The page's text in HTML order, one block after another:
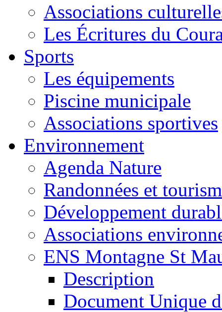
Associations
Les Écritures du
Sports
Les équipements
Piscine municipale
Associations sportives
Environnement
Agenda Nature
Randonnées et
Développement
Associations
ENS Montagne St
Description
Document Unique